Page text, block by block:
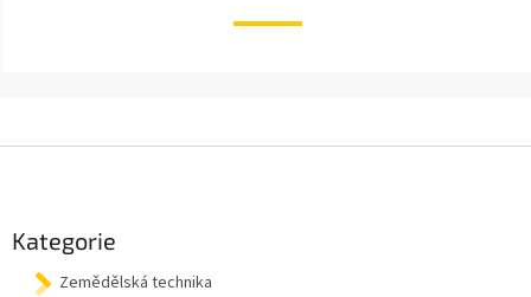
Kategorie
Zemědělská technika